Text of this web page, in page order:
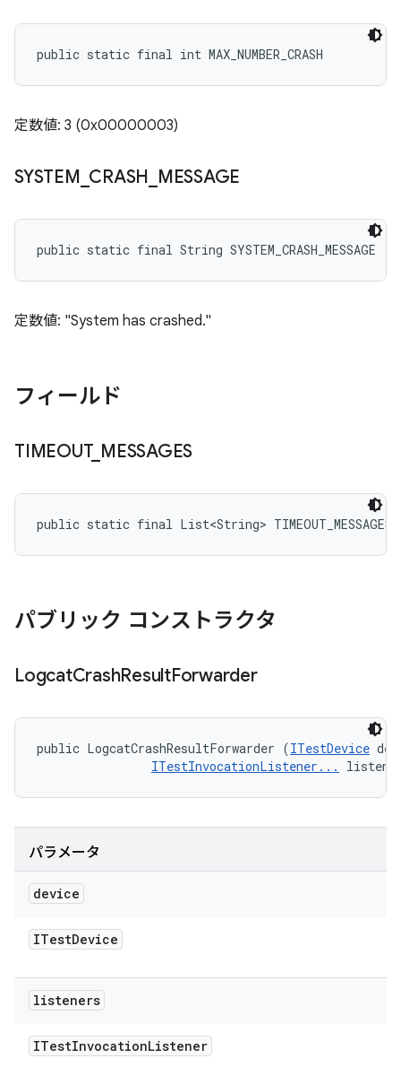
public static final int MAX_NUMBER_CRASH
定数値: 3 (0x00000003)
SYSTEM CRASH MESSAGE
public static final String SYSTEM_CRASH_MESSAGE
定数値: "System has crashed."
フィールド
TIMEOUT_ MESSAGES
public static final List<String> TIMEOUT_MESSAGES
パブリック コンストラクタ
LogcatCrashResultForwarder
public LogcatCrashResultForwarder (ITestDevice
ITestInvocationListener...
パラメータ
device
ITestDevice
listeners
ITestInvocationListener